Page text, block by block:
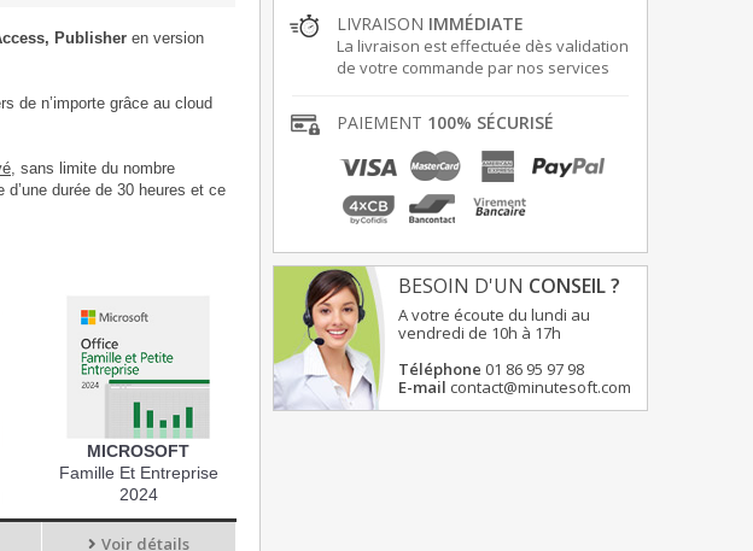
Publisher en version
de n’importe grâce au cloud
, sans limite du nombre
d’une durée de 30 heures et ce
MICROSOFT
Famille Et Entreprise
2024
Voir détails
LIVRAISON IMMÉDIATE
La livraison est effectuée dès validation
de votre commande par nos services
PAIEMENT 100% SÉCURISÉ
BESOIN D'UN CONSEIL ?
A votre écoute du lundi au
vendredi de 10h à 17h
Téléphone 01 86 95 97 98
E-mail contact@minutesoft.com